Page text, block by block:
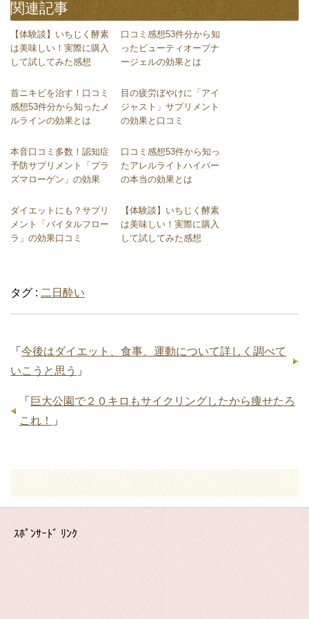
関連記事
【体験談】いちじく酵素
は美味しい！実際に購入
して試してみた感想
口コミ感想53件分から知
ったビューティオープナ
ージェルの効果とは
首ニキビを治す！口コミ
感想53件分から知ったメ
ルラインの効果とは
目の疲労ぼやけに「アイ
ジャスト」サプリメント
の効果と口コミ
本音口コミ多数！認知症
予防サプリメント「プラ
ズマローゲン」の効果
口コミ感想53件から知っ
たアレルライトハイパー
の本当の効果とは
ダイエットにも？サプリ
メント「バイタルフロー
ラ」の効果口コミ
【体験談】いちじく酵素
は美味しい！実際に購入
して試してみた感想
タグ : 二日酔い
「 今後はダイエット、食事、運動について詳しく調べて
いこうと思う 」
「 巨大公園で２０キロもサイクリングしたから痩せたろ
これ！
」
ｽﾎﾟﾝｻｰﾄﾞ ﾘﾝｸ